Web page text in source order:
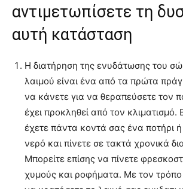
αντιμετωπίσετε τη
αυτή κατάσταση
Η διατήρηση της ενυδάτωσης του
λαιμού είναι ένα από τα πρώτα
να κάνετε για να θεραπεύσετε τον
έχει προκληθεί από τον κλιματισμό.
έχετε πάντα κοντά σας ένα ποτήρι
νερό και πίνετε σε τακτά χρονικά
Μπορείτε επίσης να πίνετε
χυμούς και ροφήματα. Με τον τρόπο